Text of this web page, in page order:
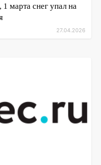
марта снег упал на
27.04.2026